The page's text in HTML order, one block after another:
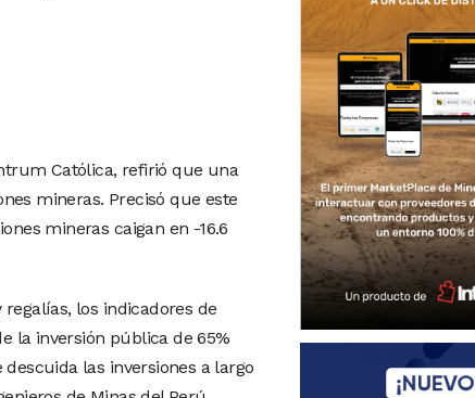
Católica, refirió que una
mineras. Precisó que este
mineras caigan en -16.6
los indicadores de
la inversión pública de 65%
las inversiones a largo